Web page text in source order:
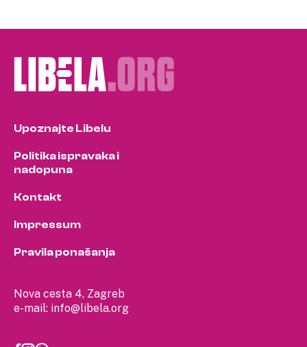
Nova cesta 4, Zagreb
e-mail: info@libela.org
Upoznajte Libelu
Politika ispravaka i
nadopuna
Kontakt
Impressum
Pravila ponašanja